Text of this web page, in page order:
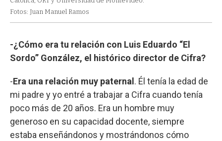
Fotos: Juan Manuel Ramos
-¿Cómo era tu relación con Luis Eduardo “El
Sordo” González, el histórico director de Cifra?
-Era una relación muy paternal . Él tenía la edad de
mi padre y yo entré a trabajar a Cifra cuando tenía
poco más de 20 años. Era un hombre muy
generoso en su capacidad docente, siempre
estaba enseñándonos y mostrándonos cómo